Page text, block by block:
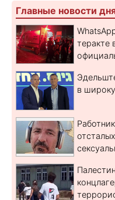
Главные новости
теракте
в